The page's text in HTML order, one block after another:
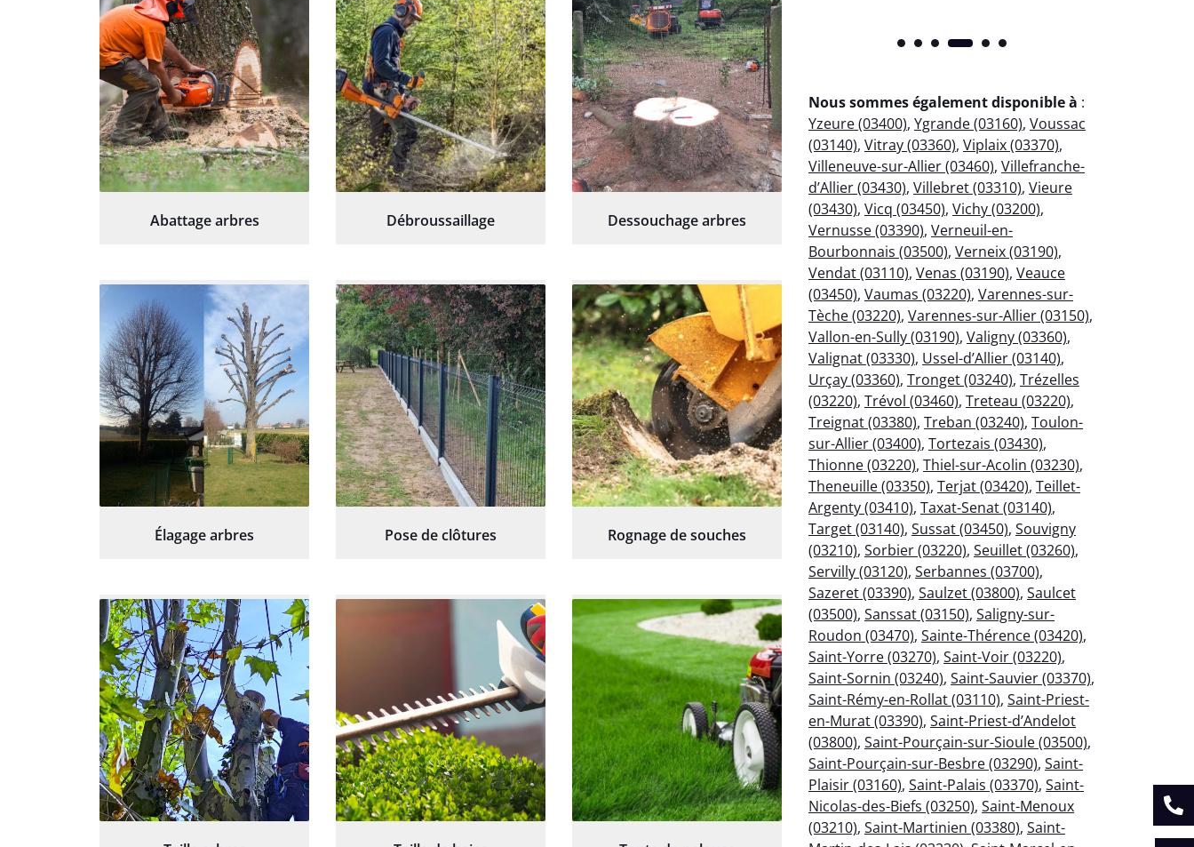
Abattage arbres Débroussaillage Dessouchage arbres
Élagage arbres Pose de clôtures Rognage de souches
Nous sommes également disponible à :
Yzeure (03400), Ygrande (03160), Voussac
(03140), Vitray (03360), Viplaix (03370),
Villeneuve-sur-Allier (03460), Villefranche-
d’Allier (03430), Villebret (03310), Vieure
(03430), Vicq (03450), Vichy (03200),
Vernusse (03390), Verneuil-en-
Bourbonnais (03500), Verneix (03190),
Vendat (03110), Venas (03190), Veauce
(03450), Vaumas (03220), Varennes-sur-
Tèche (03220), Varennes-sur-Allier (03150),
Vallon-en-Sully (03190), Valigny (03360),
Valignat (03330), Ussel-d’Allier (03140),
Urçay (03360), Tronget (03240), Trézelles
(03220), Trévol (03460), Treteau (03220),
Treignat (03380), Treban (03240), Toulon-
sur-Allier (03400), Tortezais (03430),
Thionne (03220), Thiel-sur-Acolin (03230),
Theneuille (03350), Terjat (03420), Teillet-
Argenty (03410), Taxat-Senat (03140),
Target (03140), Sussat (03450), Souvigny
(03210), Sorbier (03220), Seuillet (03260),
Servilly (03120), Serbannes (03700),
Sazeret (03390), Saulzet (03800), Saulcet
(03500), Sanssat (03150), Saligny-sur-
Roudon (03470), Sainte-Thérence (03420),
Saint-Yorre (03270), Saint-Voir (03220),
Saint-Sornin (03240), Saint-Sauvier (03370),
Saint-Rémy-en-Rollat (03110), Saint-Priest-
en-Murat (03390), Saint-Priest-d’Andelot
(03800), Saint-Pourçain-sur-Sioule (03500),
Saint-Pourçain-sur-Besbre (03290), Saint-
Plaisir (03160), Saint-Palais (03370), Saint-
Nicolas-des-Biefs (03250), Saint-Menoux
(03210), Saint-Martinien (03380), Saint-